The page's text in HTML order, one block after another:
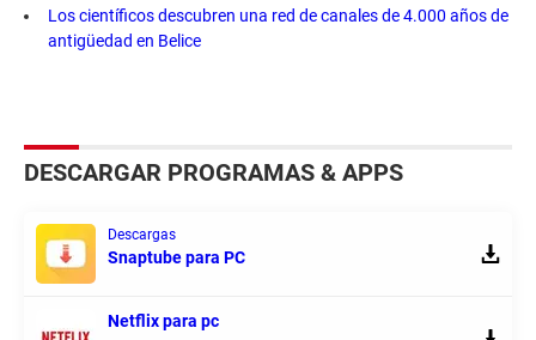
Los científicos descubren una red de canales de 4.000 años de
antigüedad en Belice
DESCARGAR PROGRAMAS & APPS
Descargas
Snaptube para PC
Netflix para pc